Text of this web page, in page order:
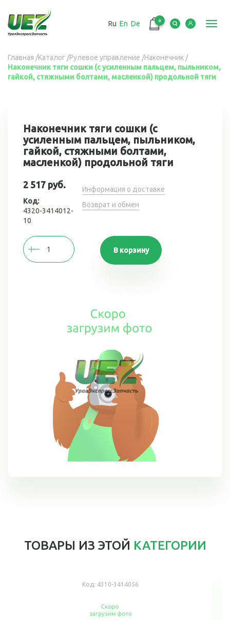
основному
содержанию
Ru En De 0
Вы
здесь
Главная /Каталог /Рулевое управление /Наконечник /
Наконечник тяги сошки (с усиленным пальцем, пыльником,
гайкой, стяжными болтами, масленкой) продольной тяги
Наконечник тяги сошки (с
усиленным пальцем, пыльником,
гайкой, стяжными болтами,
масленкой) продольной тяги
2 517 руб.
Код:
4320-3414012-
10
Информация о доставке
Возврат и обмен
В корзину
ТОВАРЫ ИЗ ЭТОЙ КАТЕГОРИИ
Код: 4310-3414056